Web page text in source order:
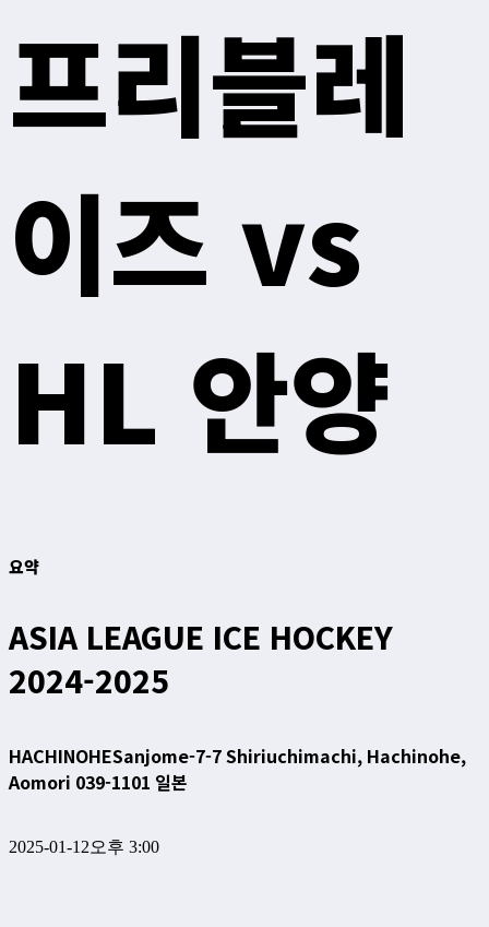
프리블레
이즈 vs
HL 안양
요약
ASIA LEAGUE ICE HOCKEY
2024-2025
HACHINOHESanjome-7-7 Shiriuchimachi, Hachinohe,
Aomori 039-1101 일본
2025-01-12오후 3:00